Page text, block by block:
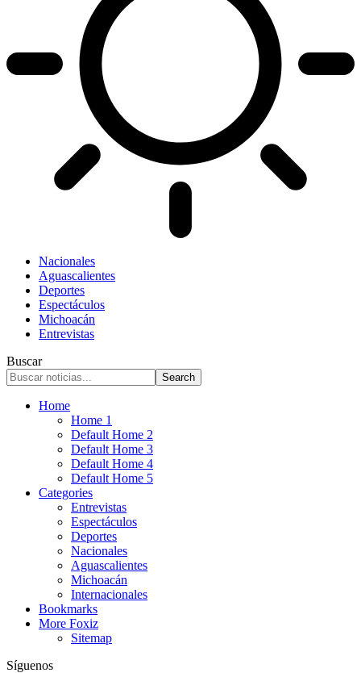
Nacionales
Aguascalientes
Deportes
Espectáculos
Michoacán
Entrevistas
Buscar
Home
Home 1
Default Home 2
Default Home 3
Default Home 4
Default Home 5
Categories
Entrevistas
Espectáculos
Deportes
Nacionales
Aguascalientes
Michoacán
Internacionales
Bookmarks
More Foxiz
Sitemap
Síguenos